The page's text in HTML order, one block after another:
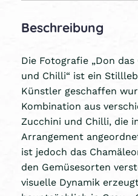
Beschreibung
Die Fotografie „Don
und Chilli“ ist ein
Künstler geschaffen
Kombination aus
Zucchini und Chilli, die
Arrangement
ist jedoch das
den Gemüsesorten
visuelle Dynamik